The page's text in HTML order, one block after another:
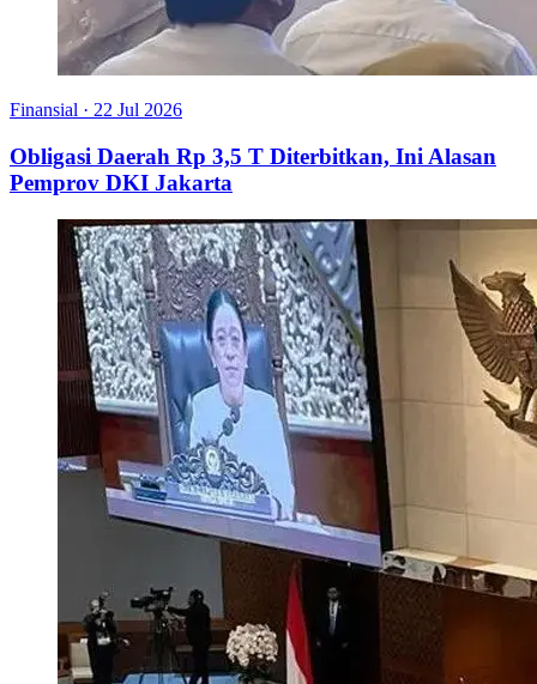
Finansial · 22 Jul 2026
Obligasi Daerah Rp 3,5 T Diterbitkan, Ini Alasan
Pemprov DKI Jakarta